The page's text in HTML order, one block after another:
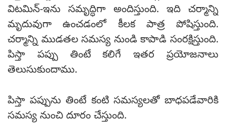
విటమిన్-ఇను సమృద్ధిగా అందిస్తుంది. ఇది చర్మాన్ని
మృదువుగా ఉంచడంలో కీలక పాత్ర పోషిస్తుంది.
చర్మాన్ని ముడతల సమస్య నుండి కాపాడి సంరక్షిస్తుంది.
పిస్తా పప్పు తింటే కలిగే ఇతర ప్రయోజనాలు
తెలుసుకుందాము.
పిస్తా పప్పును తింటే కంటి సమస్యలతో బాధపడేవారికి
సమస్య నుంచి దూరం చేస్తుంది.